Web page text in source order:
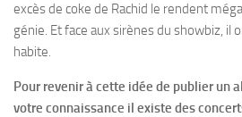
excès de coke de Rachid le rendent
génie. Et face aux sirènes du showbiz, il
habite.
Pour revenir à cette idée de publier un
votre connaissance il existe des